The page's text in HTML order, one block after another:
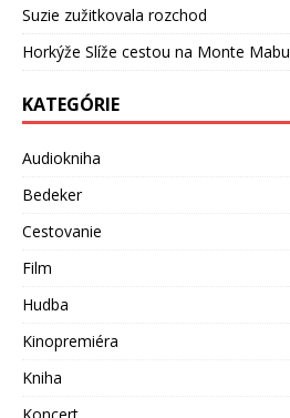
Suzie zužitkovala rozchod
Horkýže Slíže cestou na Monte Mabu
KATEGÓRIE
Audiokniha
Bedeker
Cestovanie
Film
Hudba
Kinopremiéra
Kniha
Koncert